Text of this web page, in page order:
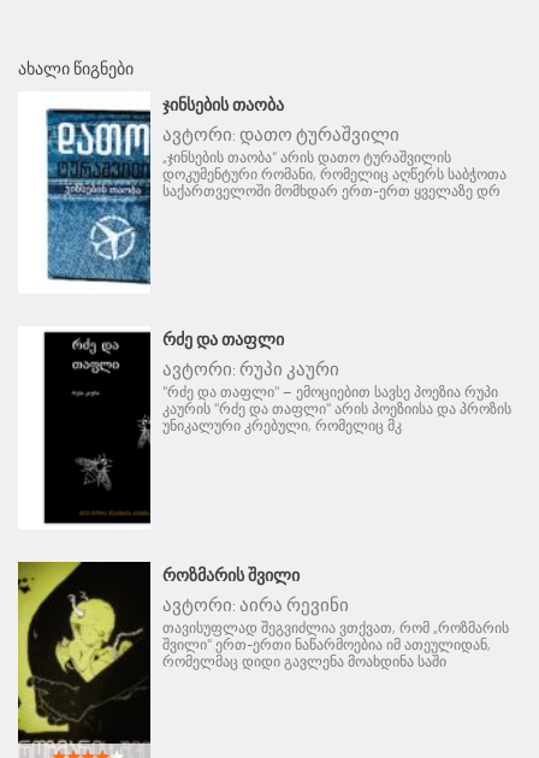
ᲐᲮᲐᲚᲘ ᲬᲘᲒᲜᲔᲑᲘ
ᲯᲘᲜᲡᲔᲑᲘᲡ ᲗᲐᲝᲑᲐ
ავტორი: დათო ტურაშვილი
„ჯინსების თაობა“ არის დათო ტურაშვილის
დოკუმენტური რომანი, რომელიც აღწერს საბჭოთა
საქართველოში მომხდარ ერთ-ერთ ყველაზე დრ
ᲠᲫᲔ ᲓᲐ ᲗᲐᲤᲚᲘ
ავტორი: რუპი კაური
"რძე და თაფლი" – ემოციებით სავსე პოეზია რუპი
კაურის "რძე და თაფლი" არის პოეზიისა და პროზის
უნიკალური კრებული, რომელიც მკ
ᲠᲝᲖᲛᲐᲠᲘᲡ ᲨᲕᲘᲚᲘ
ავტორი: აირა რევინი
თავისუფლად შეგვიძლია ვთქვათ, რომ „როზმარის
შვილი" ერთ-ერთი ნაწარმოებია იმ ათეულიდან,
რომელმაც დიდი გავლენა მოახდინა საში